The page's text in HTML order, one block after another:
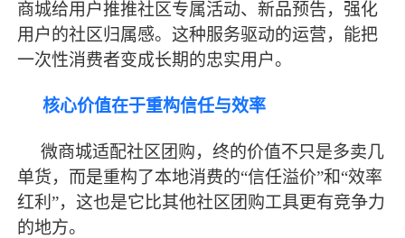
商城给用户推推社区专属活动、新品预告，强化
用户的社区归属感。这种服务驱动的运营，能把
一次性消费者变成长期的忠实用户。
核心价值在于重构信任与效率
微商城适配社区团购，终的价值不只是多卖几
单货，而是重构了本地消费的“信任溢价”和“效率
红利”，这也是它比其他社区团购工具更有竞争力
的地方。